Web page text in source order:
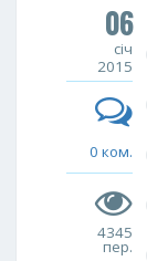
06
січ
2015
0 ком.
4345
пер.